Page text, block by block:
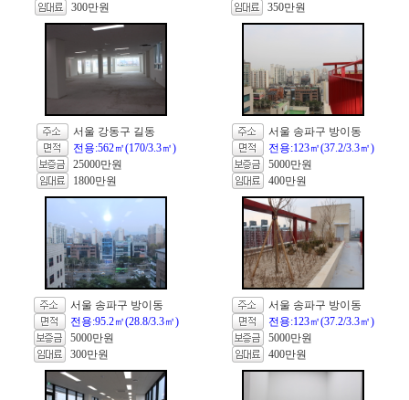
300만원
350만원
서울 강동구 길동
전용:562㎡(170/3.3㎡)
25000만원
1800만원
서울 송파구 방이동
전용:123㎡(37.2/3.3㎡)
5000만원
400만원
서울 송파구 방이동
전용:95.2㎡(28.8/3.3㎡)
5000만원
300만원
서울 송파구 방이동
전용:123㎡(37.2/3.3㎡)
5000만원
400만원